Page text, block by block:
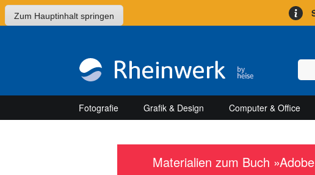
Zum Hauptinhalt springen
Fotografie Grafik & Design Computer & Office
Materialien zum Buch